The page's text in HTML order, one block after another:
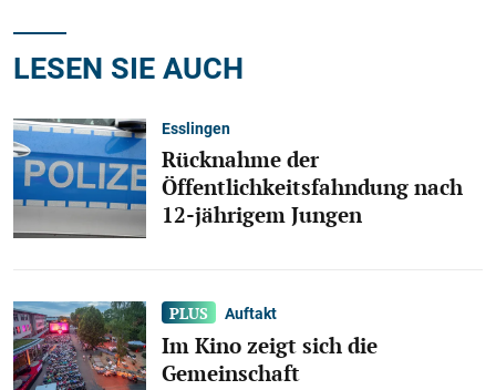
LESEN SIE AUCH
Esslingen
Rücknahme der
Öffentlichkeitsfahndung nach
12-jährigem Jungen
Auftakt
Im Kino zeigt sich die
Gemeinschaft